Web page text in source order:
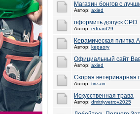
Магазин бонгов с
Автор: axied
оформить допуск СРО
Автор: eduard29
Керамическая плитка
Автор: kepaory
Официальный сайт
Автор: axied
Скорая ветеринарная
Автор: tirizain
Искусственная трава
Автор: dmitriyvetrov2025